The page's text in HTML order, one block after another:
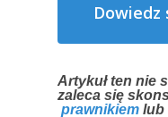
Dowiedz
Artykuł ten nie
zaleca się
prawnikiem lub